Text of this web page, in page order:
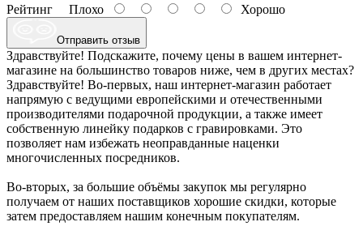
Рейтинг Плохо Хорошо
Отправить отзыв
Здравствуйте! Подскажите, почему цены в вашем интернет-
магазине на большинство товаров ниже, чем в других местах?
Здравствуйте! Во-первых, наш интернет-магазин работает
напрямую с ведущими европейскими и отечественными
производителями подарочной продукции, а также имеет
собственную линейку подарков с гравировками. Это
позволяет нам избежать неоправданные наценки
многочисленных посредников.
Во-вторых, за большие объёмы закупок мы регулярно
получаем от наших поставщиков хорошие скидки, которые
затем предоставляем нашим конечным покупателям.